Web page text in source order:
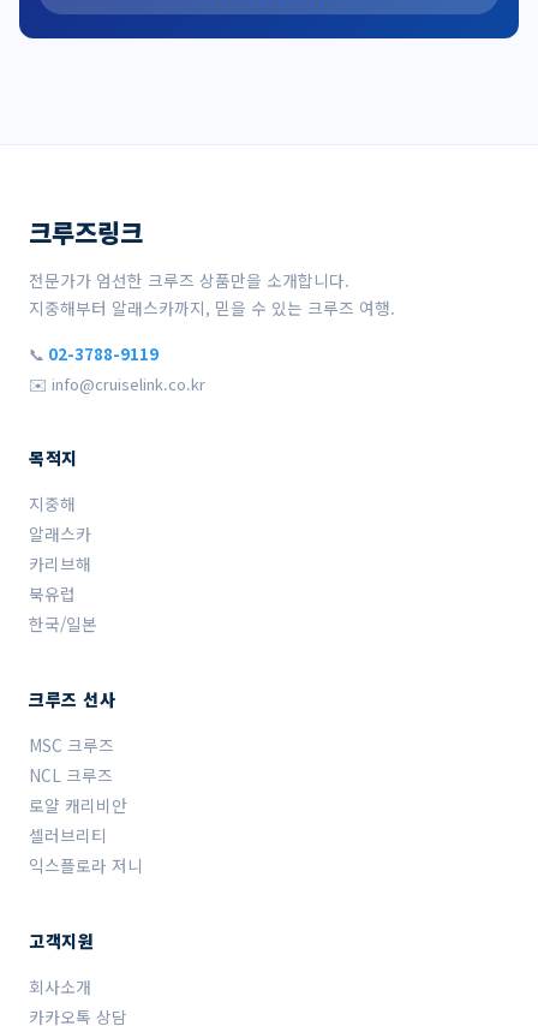
크루즈링크
전문가가 엄선한 크루즈 상품만을 소개합니다.
지중해부터 알래스카까지, 믿을 수 있는 크루즈 여행.
📞 02-3788-9119
✉️ info@cruiselink.co.kr
목적지
지중해
알래스카
카리브해
북유럽
한국/일본
크루즈 선사
MSC 크루즈
NCL 크루즈
로얄 캐리비안
셀러브리티
익스플로라 저니
고객지원
회사소개
카카오톡 상담